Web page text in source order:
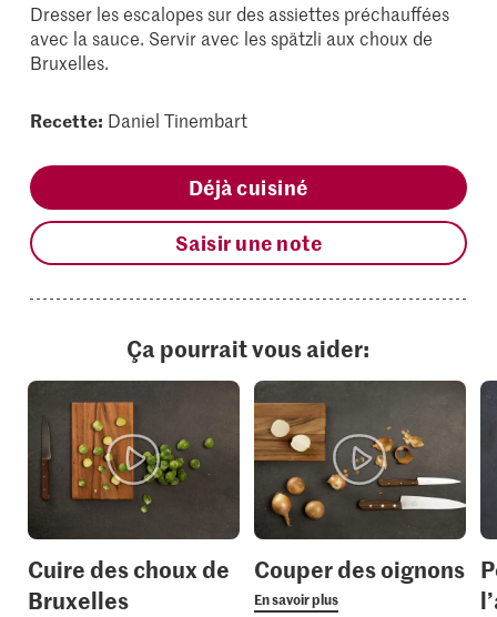
Dresser les escalopes sur des assiettes préchauffées
avec la sauce. Servir avec les spätzli aux choux de
Bruxelles.
Recette: Daniel Tinembart
Déjà cuisiné
Saisir une note
Ça pourrait vous aider:
Cuire des choux de
Bruxelles
Couper des oignons
En savoir plus